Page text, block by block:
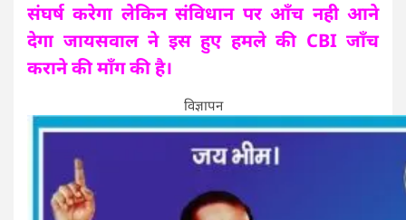
संघर्ष करेगा लेकिन संविधान पर आँच नही आने
देगा जायसवाल ने इस हुए हमले की CBI जाँच
कराने की माँग की है।
विज्ञापन